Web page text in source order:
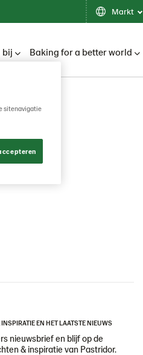
Markt
bij Baking for a better world
EN HET LAATSTE NIEUWS
nieuwsbrief en blijf op de
& inspiratie van Pastridor.
sitenavigatie